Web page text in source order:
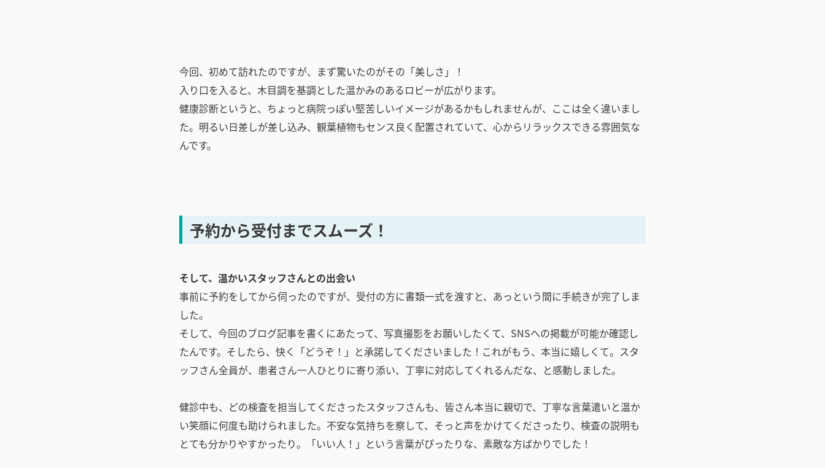
今回、初めて訪れたのですが、まず驚いたのがその「美しさ」！
入り口を入ると、木目調を基調とした温かみのあるロビーが広がります。
健康診断というと、ちょっと病院っぽい堅苦しいイメージがあるかもしれませんが、ここは全く違いまし
た。明るい日差しが差し込み、観葉植物もセンス良く配置されていて、心からリラックスできる雰囲気な
んです。
予約から受付までスムーズ！
そして、温かいスタッフさんとの出会い
事前に予約をしてから伺ったのですが、受付の方に書類一式を渡すと、あっという間に手続きが完了しま
した。
そして、今回のブログ記事を書くにあたって、写真撮影をお願いしたくて、SNSへの掲載が可能か確認し
たんです。そしたら、快く「どうぞ！」と承諾してくださいました！これがもう、本当に嬉しくて。スタ
ッフさん全員が、患者さん一人ひとりに寄り添い、丁寧に対応してくれるんだな、と感動しました。
健診中も、どの検査を担当してくださったスタッフさんも、皆さん本当に親切で、丁寧な言葉遣いと温か
い笑顔に何度も助けられました。不安な気持ちを察して、そっと声をかけてくださったり、検査の説明も
とても分かりやすかったり。「いい人！」という言葉がぴったりな、素敵な方ばかりでした！